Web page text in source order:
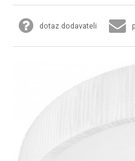
dotaz dodavateli